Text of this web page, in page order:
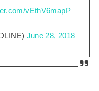
vEthV6mapP
June 28, 2018